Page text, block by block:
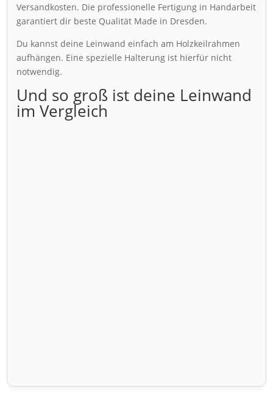
Versandkosten. Die professionelle Fertigung in Handarbeit
garantiert dir beste Qualität Made in Dresden.
Du kannst deine Leinwand einfach am Holzkeilrahmen
aufhängen. Eine spezielle Halterung ist hierfür nicht
notwendig.
Und so groß ist deine Leinwand
im Vergleich